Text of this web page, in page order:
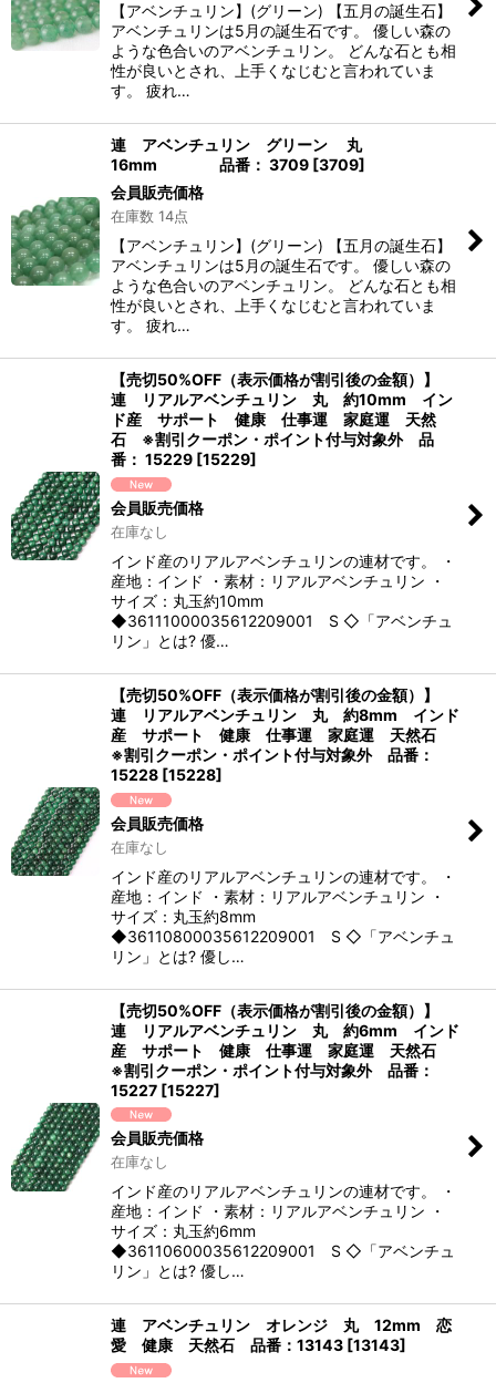
【アベンチュリン】(グリーン) 【五月の誕生石】
アベンチュリンは5月の誕生石です。 優しい森の
ような色合いのアベンチュリン。 どんな石とも相
性が良いとされ、上手くなじむと言われていま
す。 疲れ…
連 アベンチュリン グリーン 丸
16mm 品番： 3709 [3709]
会員販売価格
在庫数 14点
【アベンチュリン】(グリーン) 【五月の誕生石】
アベンチュリンは5月の誕生石です。 優しい森の
ような色合いのアベンチュリン。 どんな石とも相
性が良いとされ、上手くなじむと言われていま
す。 疲れ…
【売切50%OFF（表示価格が割引後の金額）】
連 リアルアベンチュリン 丸 約10mm イン
ド産 サポート 健康 仕事運 家庭運 天然
石 ※割引クーポン・ポイント付与対象外 品
番： 15229 [15229]
会員販売価格
在庫なし
インド産のリアルアベンチュリンの連材です。 ・
産地：インド ・素材：リアルアベンチュリン ・
サイズ：丸玉約10mm
◆36111000035612209001 S ◇「アベンチュ
リン」とは? 優…
【売切50%OFF（表示価格が割引後の金額）】
連 リアルアベンチュリン 丸 約8mm インド
産 サポート 健康 仕事運 家庭運 天然石
※割引クーポン・ポイント付与対象外 品番：
15228 [15228]
会員販売価格
在庫なし
インド産のリアルアベンチュリンの連材です。 ・
産地：インド ・素材：リアルアベンチュリン ・
サイズ：丸玉約8mm
◆36110800035612209001 S ◇「アベンチュ
リン」とは? 優し…
【売切50%OFF（表示価格が割引後の金額）】
連 リアルアベンチュリン 丸 約6mm インド
産 サポート 健康 仕事運 家庭運 天然石
※割引クーポン・ポイント付与対象外 品番：
15227 [15227]
会員販売価格
在庫なし
インド産のリアルアベンチュリンの連材です。 ・
産地：インド ・素材：リアルアベンチュリン ・
サイズ：丸玉約6mm
◆36110600035612209001 S ◇「アベンチュ
リン」とは? 優し…
連 アベンチュリン オレンジ 丸 12mm 恋
愛 健康 天然石 品番：13143 [13143]